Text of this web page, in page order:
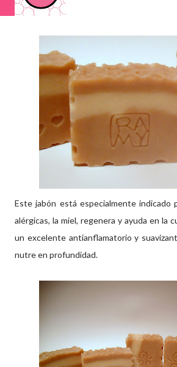
Este jabón está especialmente indicado
alérgicas, la miel, regenera y ayuda en la
un excelente antianflamatorio y
nutre en profundidad.